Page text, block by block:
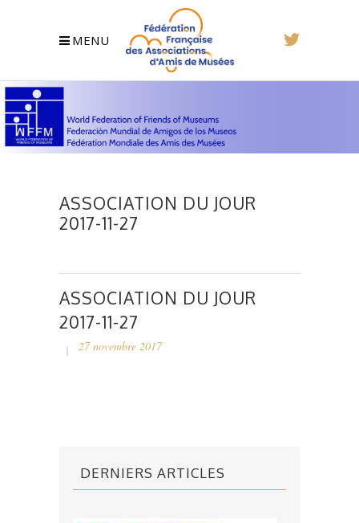
MENU
ASSOCIATION DU JOUR
2017-11-27
ASSOCIATION DU JOUR
2017-11-27
27 novembre 2017
DERNIERS ARTICLES